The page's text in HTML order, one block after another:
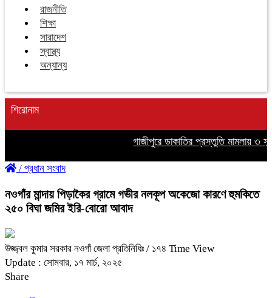
রাজনীতি
শিক্ষা
সারাদেশ
স্বাস্থ্য
অন্যান্য
শিরোনাম
গাজীপুরে ডাকাতির প্রস্তুতি মামলায় ৩
/ প্রধান সংবাদ
নওগাঁর মান্দায় পিড়াকৈর গ্রামে গভীর নলকূপ অকেজো কারণে হুমকিতে
২৫০ বিঘা জমির ইরি-বোরো আবাদ
উজ্জ্বল কুমার সরকার নওগাঁ জেলা প্রতিনিধিঃ / ১৭৪ Time View
Update : সোমবার, ১৭ মার্চ, ২০২৫
Share